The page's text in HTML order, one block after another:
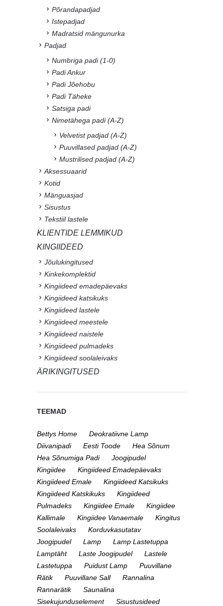
Põrandapadjad
Istepadjad
Madratsid mängunurka
Padjad
Numbriga padi (1-0)
Padi Ankur
Padi Jõehobu
Padi Täheke
Satsiga padi
Nimetähega padi (A-Z)
Velvetist padjad (A-Z)
Puuvillased padjad (A-Z)
Mustrilised padjad (A-Z)
Aksessuaarid
Kotid
Mänguasjad
Sisustus
Tekstiil lastele
KLIENTIDE LEMMIKUD
KINGIIDEED
Jõulukingitused
Kinkekomplektid
Kingiideed emadepäevaks
Kingiideed katsikuks
Kingiideed lastele
Kingiideed meestele
Kingiideed naistele
Kingiideed pulmadeks
Kingiideed soolaleivaks
ÄRIKINGITUSED
TEEMAD
Bettys Home
Deokratiivne Lamp
Diivanipadi
Eesti Toode
Hea Sõnum
Hea Sõnumiga Padi
Joogipudel
Kingiidee
Kingiideed Emadepäevaks
Kingiideed Emale
Kingiideed Katsikuks
Kingiideed Katskikuks
Kingiideed
Pulmadeks
Kingiidee Emale
Kingiidee
Kallimale
Kingiidee Vanaemale
Kingitus
Soolaleivaks
Korduvkasutatav
Joogipudel
Lamp
Lamp Lastetuppa
Lamptäht
Laste Joogipudel
Lastele
Lastetuppa
Puidust Lamp
Puuvillane
Rätik
Puuvillane Sall
Rannalina
Rannarätik
Saunalina
Sisekujunduselement
Sisustusideed